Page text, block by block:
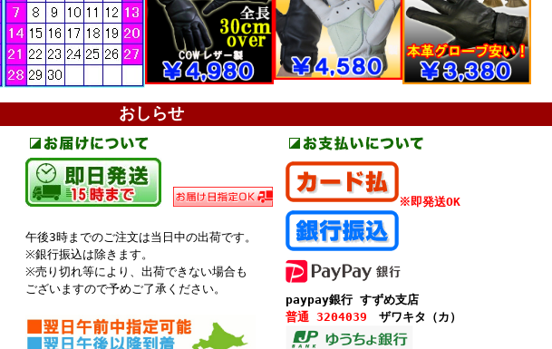
おしらせ
午後3時までのご注文は当日中の出荷です。
※銀行振込は除きます。
※売り切れ等により、出荷できない場合も
ございますので予めご了承ください。
※即発送OK
paypay銀行 すずめ支店
普通 3204039 ザワキタ（カ）